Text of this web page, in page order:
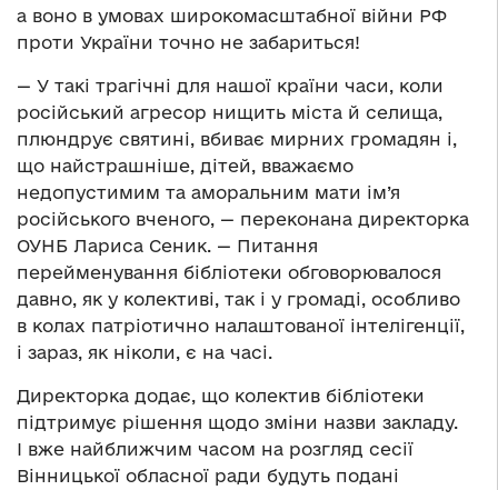
а воно в умовах широкомасштабної війни РФ
проти України точно не забариться!
— У такі трагічні для нашої країни часи, коли
російський агресор нищить міста й селища,
плюндрує святині, вбиває мирних громадян і,
що найстрашніше, дітей, вважаємо
недопустимим та аморальним мати ім’я
російського вченого, — переконана директорка
ОУНБ Лариса Сеник. — Питання
перейменування бібліотеки обговорювалося
давно, як у колективі, так і у громаді, особливо
в колах патріотично налаштованої інтелігенції,
і зараз, як ніколи, є на часі.
Директорка додає, що колектив бібліотеки
підтримує рішення щодо зміни назви закладу.
І вже найближчим часом на розгляд сесії
Вінницької обласної ради будуть подані